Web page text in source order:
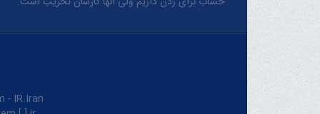
IR.Iran.